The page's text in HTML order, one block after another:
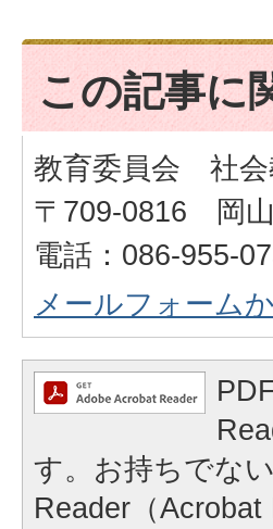
この記事に
教育委員会 社
〒709-0816 岡
電話：086-955-
メールフォーム
す。お持ちでな
Reader（